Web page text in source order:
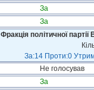
За
За
Фракція політичної
За:14 Проти:0
Не голосував
За